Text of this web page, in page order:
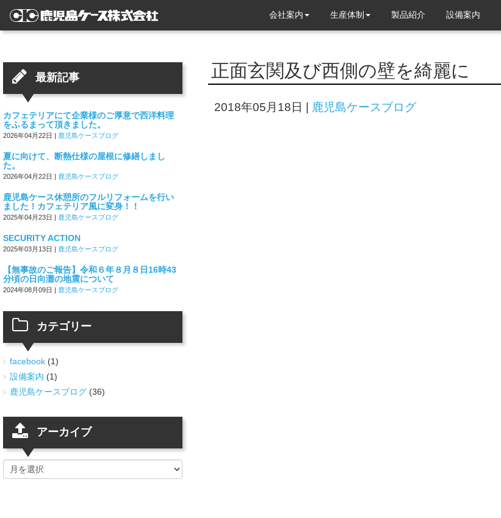
会社案内 生産体制 製品紹介 設備案内
正面玄関及び西側の壁を綺麗に
2018年05月18日 鹿児島ケースブログ
最新記事
カフェテリアにて企業様のご厚意で西洋料理
をふるまって頂きました。
2026年04月22日 | 鹿児島ケースブログ
夏に向けて、断熱仕様の屋根に修繕しまし
た。
2026年04月22日 | 鹿児島ケースブログ
鹿児島ケース休憩所のフルリフォームを行い
ました！カフェテリア風に変身！！
2025年04月23日 | 鹿児島ケースブログ
SECURITY ACTION
2025年03月13日 | 鹿児島ケースブログ
【無事故のご報告】令和６年８月８日16時43
分頃の日向灘の地震について
2024年08月09日 | 鹿児島ケースブログ
カテゴリー
facebook (1)
設備案内 (1)
鹿児島ケースブログ (36)
アーカイブ